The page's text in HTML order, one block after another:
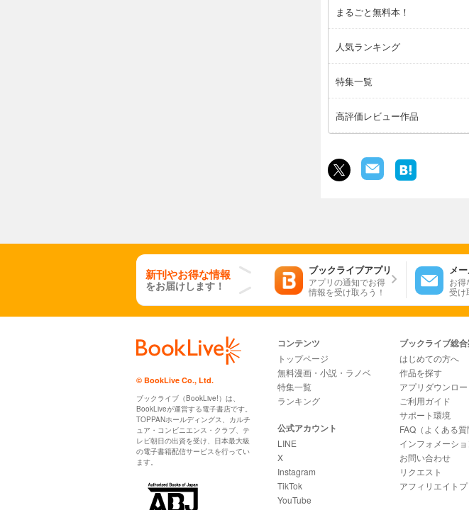
まるごと無料本！
人気ランキング
特集一覧
高評価レビュー作品
新刊やお得な情報
をお届けします！
ブックライブアプリ
アプリの通知でお得
情報を受け取ろう！
メ
お得
受け
© BookLive Co., Ltd.
ブックライブ（BookLive!）は、
BookLiveが運営する電子書店です。
TOPPANホールディングス、カルチ
ュア・コンビニエンス・クラブ、テ
レビ朝日の出資を受け、日本最大級
の電子書籍配信サービスを行ってい
ます。
コンテンツ
トップページ
無料漫画・小説・ラノベ
特集一覧
ランキング
公式アカウント
LINE
X
Instagram
TikTok
YouTube
ブックライブ総
はじめての方へ
作品を探す
アプリダウンロー
ご利用ガイド
サポート環境
FAQ（よくある質
インフォメーショ
お問い合わせ
リクエスト
アフィリエイト